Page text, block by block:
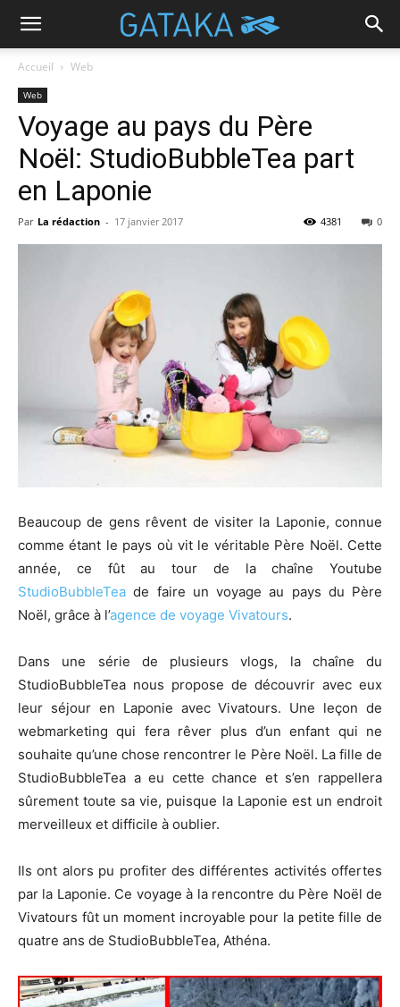
Accueil Web
Web
Voyage au pays du Père
Noël: StudioBubbleTea part
en Laponie
Par La rédaction - 17 janvier 2017 0
4381
Beaucoup de gens rêvent de visiter la Laponie, connue
comme étant le pays où vit le véritable Père Noël. Cette
année, ce fût au tour de la chaîne Youtube
StudioBubbleTea de faire un voyage au pays du Père
Noël, grâce à l’agence de voyage Vivatours.
Dans une série de plusieurs vlogs, la chaîne du
StudioBubbleTea nous propose de découvrir avec eux
leur séjour en Laponie avec Vivatours. Une leçon de
webmarketing qui fera rêver plus d’un enfant qui ne
souhaite qu’une chose rencontrer le Père Noël. La fille de
StudioBubbleTea a eu cette chance et s’en rappellera
sûrement toute sa vie, puisque la Laponie est un endroit
merveilleux et difficile à oublier.
Ils ont alors pu profiter des différentes activités offertes
par la Laponie. Ce voyage à la rencontre du Père Noël de
Vivatours fût un moment incroyable pour la petite fille de
quatre ans de StudioBubbleTea, Athéna.